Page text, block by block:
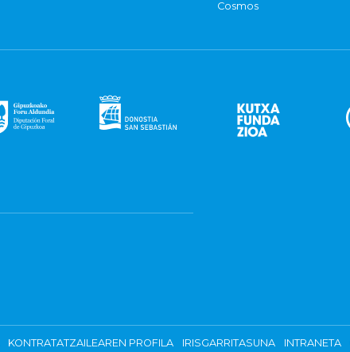
Cosmos
KONTRATATZAILEAREN PROFILA IRISGARRITASUNA INTRANETA